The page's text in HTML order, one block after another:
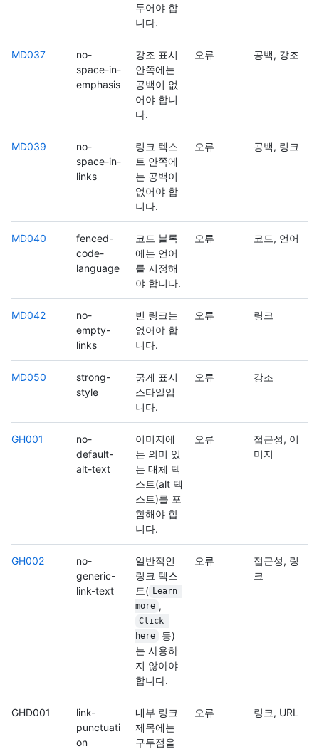
두어야 합
니다.
MD037
no-
space-in-
emphasis
강조 표시
안쪽에는
공백이 없
어야 합니
다.
오류 공백, 강조
MD039
no-
space-in-
links
링크 텍스
트 안쪽에
는 공백이
없어야 합
니다.
오류 공백, 링크
MD040
fenced-
code-
language
코드 블록
에는 언어
를 지정해
야 합니다.
오류 코드, 언어
MD042
no-
empty-
links
빈 링크는
없어야 합
니다.
오류 링크
MD050
strong-
style
굵게 표시
스타일입
니다.
오류 강조
GH001
no-
default-
alt-text
이미지에
는 의미 있
는 대체 텍
스트(alt 텍
스트)를 포
함해야 합
니다.
오류
접근성, 이
미지
GH002
no-
generic-
link-text
일반적인
링크 텍스
트( Learn
more ,
Click
here
등)
는 사용하
지 않아야
합니다.
오류
접근성, 링
크
GHD001
link-
punctuati
on
내부 링크
제목에는
구두점을
오류 링크, URL